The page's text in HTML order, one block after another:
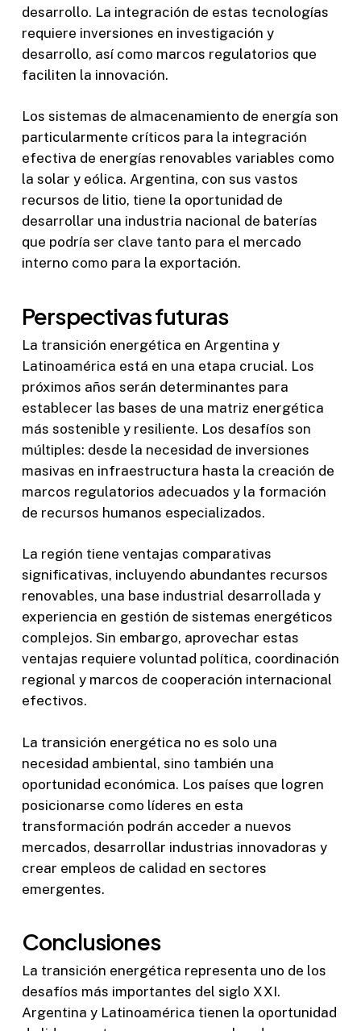
desarrollo. La integración de estas tecnologías
requiere inversiones en investigación y
desarrollo, así como marcos regulatorios que
faciliten la innovación.
Los sistemas de almacenamiento de energía son
particularmente críticos para la integración
efectiva de energías renovables variables como
la solar y eólica. Argentina, con sus vastos
recursos de litio, tiene la oportunidad de
desarrollar una industria nacional de baterías
que podría ser clave tanto para el mercado
interno como para la exportación.
Perspectivas futuras
La transición energética en Argentina y
Latinoamérica está en una etapa crucial. Los
próximos años serán determinantes para
establecer las bases de una matriz energética
más sostenible y resiliente. Los desafíos son
múltiples: desde la necesidad de inversiones
masivas en infraestructura hasta la creación de
marcos regulatorios adecuados y la formación
de recursos humanos especializados.
La región tiene ventajas comparativas
significativas, incluyendo abundantes recursos
renovables, una base industrial desarrollada y
experiencia en gestión de sistemas energéticos
complejos. Sin embargo, aprovechar estas
ventajas requiere voluntad política, coordinación
regional y marcos de cooperación internacional
efectivos.
La transición energética no es solo una
necesidad ambiental, sino también una
oportunidad económica. Los países que logren
posicionarse como líderes en esta
transformación podrán acceder a nuevos
mercados, desarrollar industrias innovadoras y
crear empleos de calidad en sectores
emergentes.
Conclusiones
La transición energética representa uno de los
desafíos más importantes del siglo XXI.
Argentina y Latinoamérica tienen la oportunidad